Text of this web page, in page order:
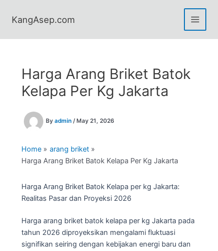
KangAsep.com
Harga Arang Briket Batok
Kelapa Per Kg Jakarta
By admin / May 21, 2026
Home
arang briket
Harga Arang Briket Batok Kelapa Per Kg Jakarta
Harga Arang Briket Batok Kelapa per kg Jakarta:
Realitas Pasar dan Proyeksi 2026
Harga arang briket batok kelapa per kg Jakarta pada
tahun 2026 diproyeksikan mengalami fluktuasi
signifikan seiring dengan kebijakan energi baru dan